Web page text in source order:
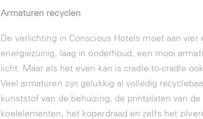
Armaturen recyclen
De verlichting in Conscious Hotels moet aan vier
energiezuinig, laag in onderhoud, een mooi
licht. Maar als het even kan is cradle-to-cradle
Veel armaturen zijn gelukkig al volledig
kunststof van de behuizing, de printplaten van de
koelelementen, het koperdraad en zelfs het